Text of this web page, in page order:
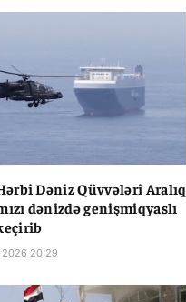
Dəniz Qüvvələri Aralıq
dənizdə genişmiqyaslı
20:29